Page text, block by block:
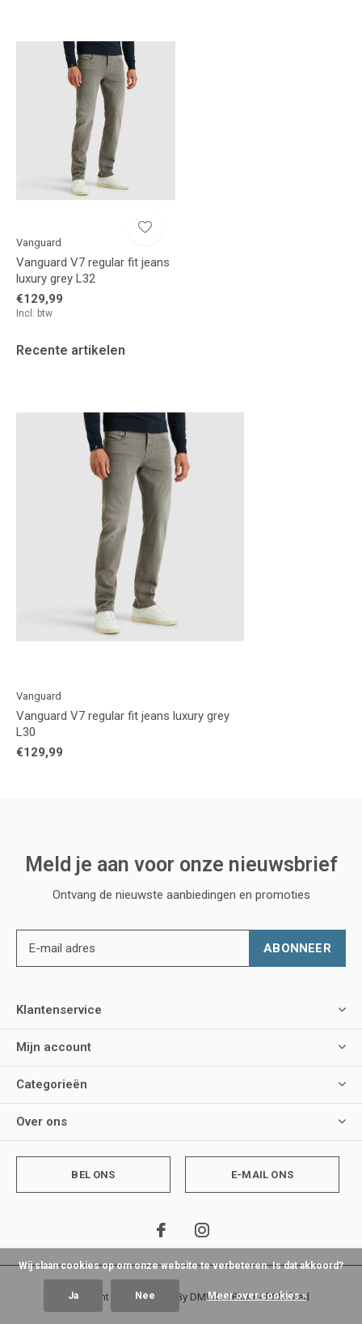
Vanguard
Vanguard V7 regular fit jeans
luxury grey L32
€129,99
Incl. btw
Recente artikelen
Vanguard
Vanguard V7 regular fit jeans luxury grey
L30
€129,99
Meld je aan voor onze nieuwsbrief
Ontvang de nieuwste aanbiedingen en promoties
ABONNEER
Klantenservice
Mijn account
Categorieën
Over ons
BEL ONS E-MAIL ONS
© Copyright - Theme By DMWSxPlus+-RSS-feed
Wij slaan cookies op om onze website te verbeteren. Is dat akkoord?
Ja Nee Meer over cookies »